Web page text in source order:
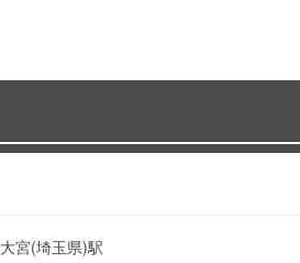
大宮(埼玉県)駅